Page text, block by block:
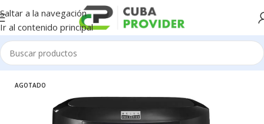
Saltar a la navegación
Ir al contenido principal
Inicio/Electrodomésticos
AGOTADO